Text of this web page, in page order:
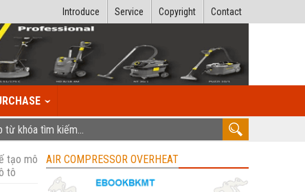
Contact
Copyright
Service
Introduce
tạo mô
tô
AIR COMPRESSOR OVERHEAT